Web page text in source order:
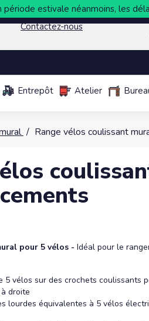
estivale néanmoins, les
Contactez-nous
Entrepôt Atelier
Range vélos coulissant
pour 5 vélos -Idéal pour le
5 vélos sur des crochets coulissants
droite
lourdes équivalentes à 5 vélos